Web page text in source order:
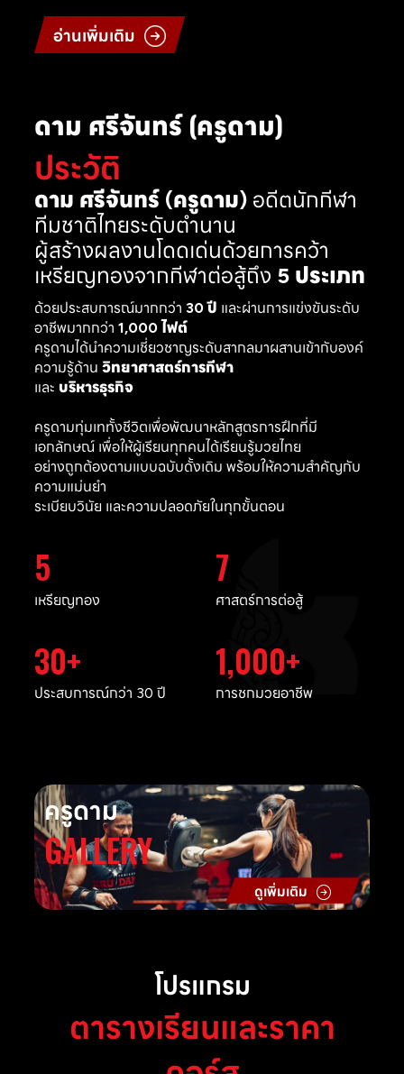
อ่านเพิ่มเติม
ดาม ศรีจันทร์ (ครูดาม)
ประวัติ
ดาม ศรีจันทร์ (ครูดาม)อดีตนักกีฬา
ทีมชาติไทยระดับตำนาน
ผู้สร้างผลงานโดดเด่นด้วยการคว้า
เหรียญทองจากกีฬาต่อสู้ถึง 5 ประเภท
ด้วยประสบการณ์มากกว่า 30 ปี และผ่านการแข่งขันระดับ
อาชีพมากกว่า 1,000 ไฟต์
ครูดามได้นำความเชี่ยวชาญระดับสากลมาผสานเข้ากับองค์
ความรู้ด้าน วิทยาศาสตร์การกีฬา
และ บริหารธุรกิจ
ครูดามทุ่มเททั้งชีวิตเพื่อพัฒนาหลักสูตรการฝึกที่มี
เอกลักษณ์ เพื่อให้ผู้เรียนทุกคนได้เรียนรู้มวยไทย
อย่างถูกต้องตามแบบฉบับดั้งเดิม พร้อมให้ความสำคัญกับ
ความแม่นยำ
ระเบียบวินัย และความปลอดภัยในทุกขั้นตอน
5
เหรียญทอง
7
ศาสตร์การต่อสู้
30
ประสบการณ์กว่า 30 ปี
1,000
การชกมวยอาชีพ
ครูดาม
GALLERY
ดูเพิ่มเติม
โปรแกรม
ตารางเรียนและราคา